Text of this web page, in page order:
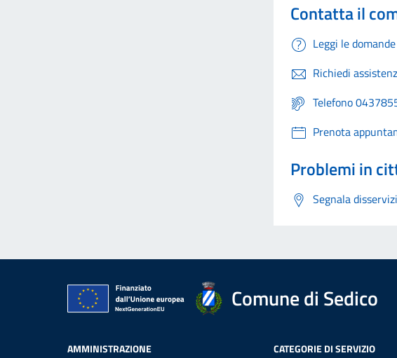
Contatta il
Leggi le
Richiedi
Telefono
Prenota
Problemi in
Segnala
Comune di Sedico
AMMINISTRAZIONE CATEGORIE DI SERVIZIO